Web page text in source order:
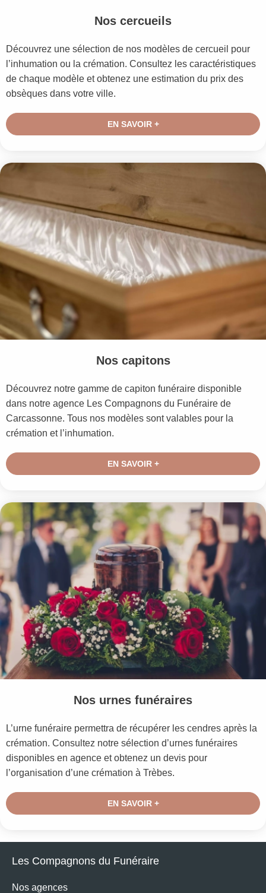
Nos cercueils
Découvrez une sélection de nos modèles de cercueil pour
l’inhumation ou la crémation. Consultez les caractéristiques
de chaque modèle et obtenez une estimation du prix des
obsèques dans votre ville.
EN SAVOIR +
Nos capitons
Découvrez notre gamme de capiton funéraire disponible
dans notre agence Les Compagnons du Funéraire de
Carcassonne. Tous nos modèles sont valables pour la
crémation et l’inhumation.
EN SAVOIR +
Nos urnes funéraires
L’urne funéraire permettra de récupérer les cendres après la
crémation. Consultez notre sélection d’urnes funéraires
disponibles en agence et obtenez un devis pour
l’organisation d’une crémation à Trèbes.
EN SAVOIR +
Les Compagnons du Funéraire
Nos agences